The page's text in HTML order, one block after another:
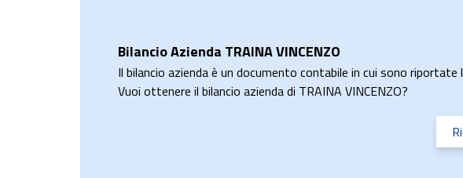
Bilancio Azienda TRAINA VINCENZO
Il bilancio azienda è un documento contabile in cui sono
Vuoi ottenere il bilancio azienda di TRAINA VINCENZO?